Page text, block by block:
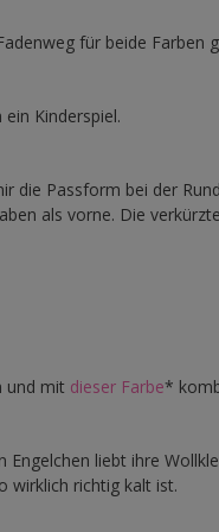
für beide Farben
Kinderspiel.
die Passform bei der
als vorne. Die
und mit dieser Farbe*
Engelchen liebt ihre
wirklich richtig kalt ist.